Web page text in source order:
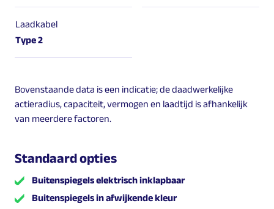
Laadkabel
Type 2
Bovenstaande data is een indicatie; de daadwerkelijke
actieradius, capaciteit, vermogen en laadtijd is afhankelijk
van meerdere factoren.
Standaard opties
Buitenspiegels elektrisch inklapbaar
Buitenspiegels in afwijkende kleur